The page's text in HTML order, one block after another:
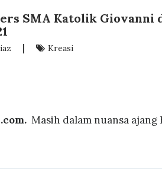
SMA Katolik Giovanni
| Kreasi
Masih dalam nuansa ajang